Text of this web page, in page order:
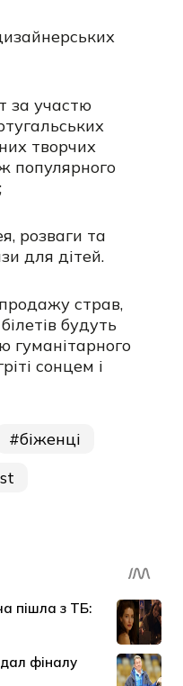
за участю
творчих
популярного
розваги та
для дітей.
страв,
будуть
гуманітарного
сонцем і
біженці